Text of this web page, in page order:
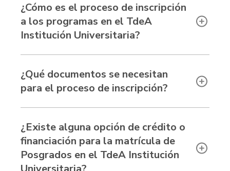
¿Cómo es el proceso de inscripción
a los programas en el TdeA
Institución Universitaria?
¿Qué documentos se necesitan
para el proceso de inscripción?
¿Existe alguna opción de crédito o
financiación para la matrícula de
Posgrados en el TdeA Institución